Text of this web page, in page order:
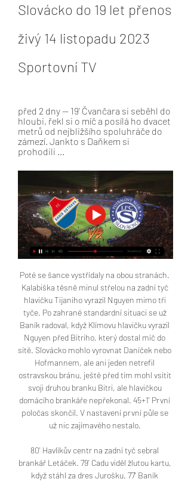
Slovácko do 19 let přenos
živý 14 listopadu 2023
Sportovní TV
před 2 dny — 19' Čvančara si seběhl do
hloubi, řekl si o míč a posílá ho dvacet
metrů od nejbližšího spoluhráče do
zámezí. Jankto s Daňkem si
prohodili ...
Poté se šance vystřídaly na obou stranách.
Kalabiška těsně minul střelou na zadní tyč
hlavičku Tijaniho vyrazil Nguyen mimo tři
tyče. Po zahrané standardní situaci se už
Baník radoval, když Klímovu hlavičku vyrazil
Nguyen před Bitriho, který dostal míč do
sítě. Slovácko mohlo vyrovnat Daníček nebo
Hofmannem, ale ani jeden netrefil
ostravskou bránu, ještě před tím mohl vsítit
svoji druhou branku Bitri, ale hlavičkou
domácího brankáře nepřekonal. 45+1' První
poločas skončil. V nastavení první půle se
už nic zajímavého nestalo.
80' Havlíkův centr na zadní tyč sebral
brankář Letáček. 79' Cadu viděl žlutou kartu,
když stáhl za dres Jurošku. 77' Baník